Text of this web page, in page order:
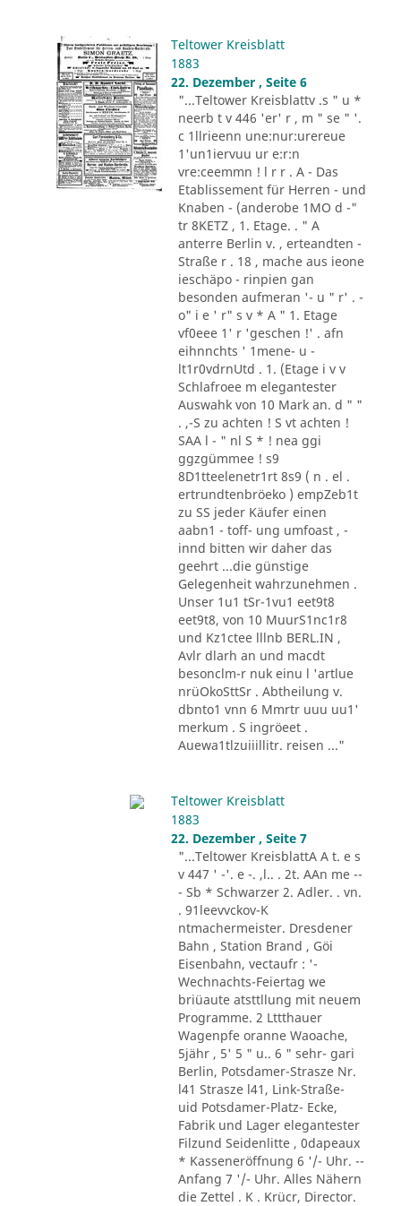
Teltower Kreisblatt
1883
22. Dezember , Seite 6
"...Teltower Kreisblattv .s " u *
neerb t v 446 'er' r , m " se " '.
c 1llrieenn une:nur:urereue
1'un1iervuu ur e:r:n
vre:ceemmn ! l r r . A - Das
Etablissement für Herren - und
Knaben - (anderobe 1MO d -"
tr 8KETZ , 1. Etage. . " A
anterre Berlin v. , erteandten -
Straße r . 18 , mache aus ieone
ieschäpo - rinpien gan
besonden aufmeran '- u " r' . -
o" i e ' r" s v * A " 1. Etage
vf0eee 1' r 'geschen !' . afn
eihnnchts ' 1mene- u -
lt1r0vdrnUtd . 1. (Etage i v v
Schlafroee m elegantester
Auswahk von 10 Mark an. d " "
. ,-S zu achten ! S vt achten !
SAA l - " nl S * ! nea ggi
ggzgümmee ! s9
8D1tteelenetr1rt 8s9 ( n . el .
ertrundtenbröeko ) empZeb1t
zu SS jeder Käufer einen
aabn1 - toff- ung umfoast , -
innd bitten wir daher das
geehrt ...die günstige
Gelegenheit wahrzunehmen .
Unser 1u1 tSr-1vu1 eet9t8
eet9t8, von 10 MuurS1nc1r8
und Kz1ctee lllnb BERL.IN ,
Avlr dlarh an und macdt
besonclm-r nuk einu l 'artlue
nrüOkoSttSr . Abtheilung v.
dbnto1 vnn 6 Mmrtr uuu uu1'
merkum . S ingröeet .
Auewa1tlzuiiillitr. reisen ..."
Teltower Kreisblatt
1883
22. Dezember , Seite 7
"...Teltower KreisblattA A t. e s
v 447 ' -'. e -. ,l.. . 2t. AAn me --
- Sb * Schwarzer 2. Adler. . vn.
. 91leevvckov-K
ntmachermeister. Dresdener
Bahn , Station Brand , Göi
Eisenbahn, vectaufr : '-
Wechnachts-Feiertag we
briüaute atsttllung mit neuem
Programme. 2 Lttthauer
Wagenpfe oranne Waoache,
5jähr , 5' 5 " u.. 6 " sehr- gari
Berlin, Potsdamer-Strasze Nr.
l41 Strasze l41, Link-Straße-
uid Potsdamer-Platz- Ecke,
Fabrik und Lager elegantester
Filzund Seidenlitte , 0dapeaux
* Kasseneröffnung 6 '/- Uhr. --
Anfang 7 '/- Uhr. Alles Nähern
die Zettel . K . Krücr, Director.